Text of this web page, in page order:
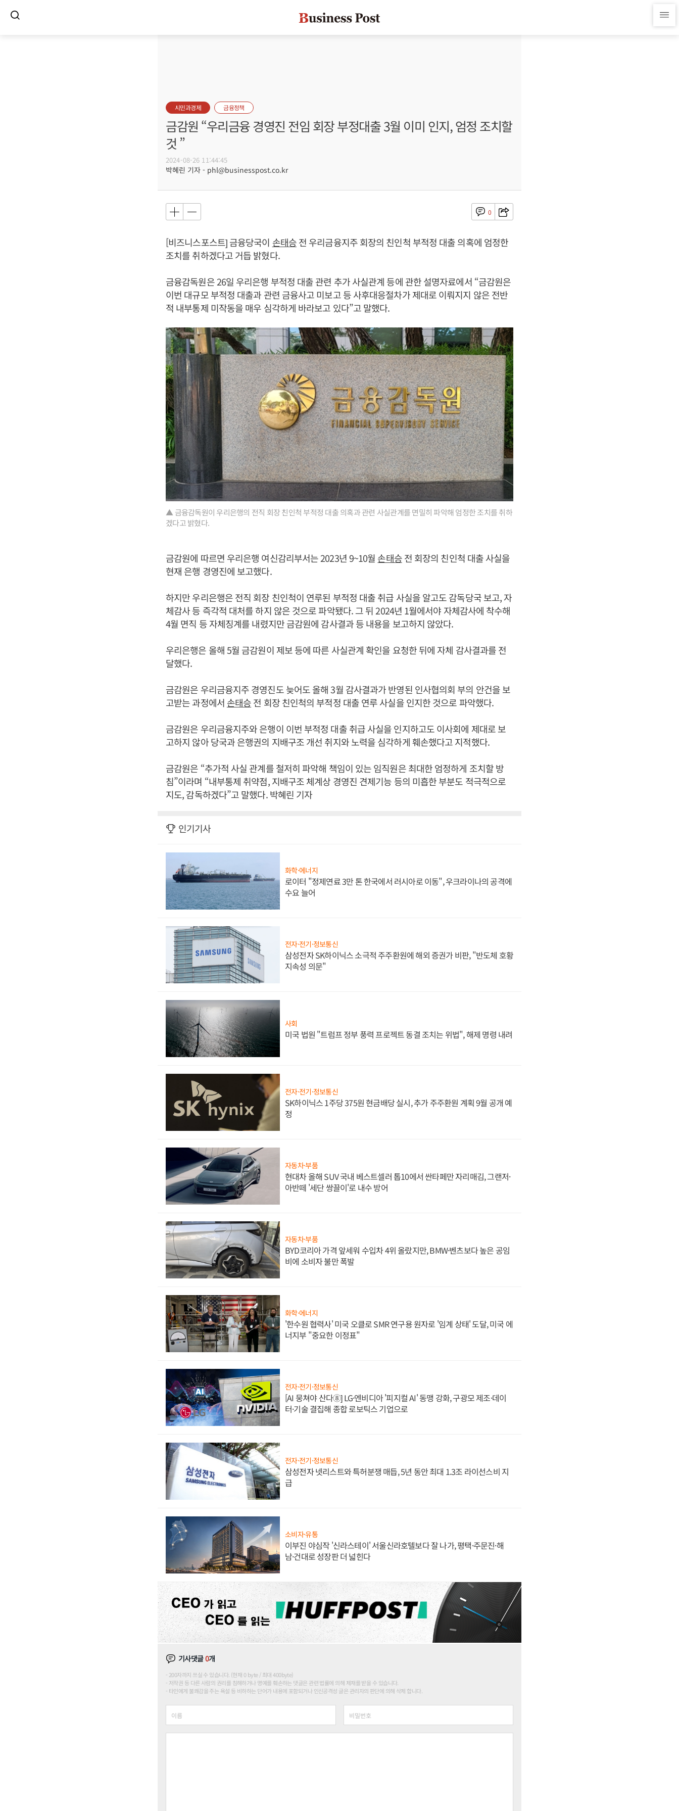
시민과경제 금융정책
금감원 “우리금융 경영진 전임 회장 부정대출 3월 이미 인지, 엄정 조치할
것 ”
2024-08-26 11:44:45
박혜린 기자 - phl@businesspost.co.kr
0
[비즈니스포스트] 금융당국이 손태승전 우리금융지주 회장의 친인척 부적정 대출 의혹에 엄정한
조치를 취하겠다고 거듭 밝혔다.
금융감독원은 26일 우리은행 부적정 대출 관련 추가 사실관계 등에 관한 설명자료에서 “금감원은
이번 대규모 부적정 대출과 관련 금융사고 미보고 등 사후대응절차가 제대로 이뤄지지 않은 전반
적 내부통제 미작동을 매우 심각하게 바라보고 있다”고 말했다.
▲ 금융감독원이 우리은행의 전직 회장 친인척 부적정 대출 의혹과 관련 사실관계를 면밀히 파악해 엄정한 조치를 취하
겠다고 밝혔다.
금감원에 따르면 우리은행 여신감리부서는 2023년 9~10월 손태승전 회장의 친인척 대출 사실을
현재 은행 경영진에 보고했다.
하지만 우리은행은 전직 회장 친인척이 연루된 부적정 대출 취급 사실을 알고도 감독당국 보고, 자
체감사 등 즉각적 대처를 하지 않은 것으로 파악됐다. 그 뒤 2024년 1월에서야 자체감사에 착수해
4월 면직 등 자체징계를 내렸지만 금감원에 감사결과 등 내용을 보고하지 않았다.
우리은행은 올해 5월 금감원이 제보 등에 따른 사실관계 확인을 요청한 뒤에 자체 감사결과를 전
달했다.
금감원은 우리금융지주 경영진도 늦어도 올해 3월 감사결과가 반영된 인사협의회 부의 안건을 보
고받는 과정에서 손태승전 회장 친인척의 부적정 대출 연루 사실을 인지한 것으로 파악했다.
금감원은 우리금융지주와 은행이 이번 부적정 대출 취급 사실을 인지하고도 이사회에 제대로 보
고하지 않아 당국과 은행권의 지배구조 개선 취지와 노력을 심각하게 훼손했다고 지적했다.
금감원은 “추가적 사실 관계를 철저히 파악해 책임이 있는 임직원은 최대한 엄정하게 조치할 방
침”이라며 “내부통제 취약점, 지배구조 체계상 경영진 견제기능 등의 미흡한 부분도 적극적으로
지도, 감독하겠다”고 말했다. 박혜린 기자
인기기사
화학·에너지
로이터 "정제연료 3만 톤 한국에서 러시아로 이동", 우크라이나의 공격에
수요 늘어
전자·전기·정보통신
삼성전자 SK하이닉스 소극적 주주환원에 해외 증권가 비판, "반도체 호황
지속성 의문"
사회
미국 법원 "트럼프 정부 풍력 프로젝트 동결 조치는 위법", 해제 명령 내려
전자·전기·정보통신
SK하이닉스 1주당 375원 현금배당 실시, 추가 주주환원 계획 9월 공개 예
정
자동차·부품
현대차 올해 SUV 국내 베스트셀러 톱10에서 싼타페만 자리매김, 그랜저·
아반떼 '세단 쌍끌이'로 내수 방어
자동차·부품
BYD코리아 가격 앞세워 수입차 4위 올랐지만, BMW·벤츠보다 높은 공임
비에 소비자 불만 폭발
화학·에너지
'한수원 협력사' 미국 오클로 SMR 연구용 원자로 '임계 상태' 도달, 미국 에
너지부 "중요한 이정표"
전자·전기·정보통신
[AI 뭉쳐야 산다⑧] LG·엔비디아 '피지컬 AI' 동맹 강화, 구광모 제조·데이
터·기술 결집해 종합 로보틱스 기업으로
전자·전기·정보통신
삼성전자 넷리스트와 특허분쟁 매듭, 5년 동안 최대 1.3조 라이선스비 지
급
소비자·유통
이부진 야심작 '신라스테이' 서울신라호텔보다 잘 나가, 평택·주문진·해
남·건대로 성장판 더 넓힌다
기사댓글0개
200자까지 쓰실 수 있습니다. (현재 0 byte / 최대 400byte)
저작권 등 다른 사람의 권리를 침해하거나 명예를 훼손하는 댓글은 관련 법률에 의해 제재를 받을 수 있습니다.
타인에게 불쾌감을 주는 욕설 등 비하하는 단어가 내용에 포함되거나 인신공격성 글은 관리자의 판단에 의해 삭제 합니다.